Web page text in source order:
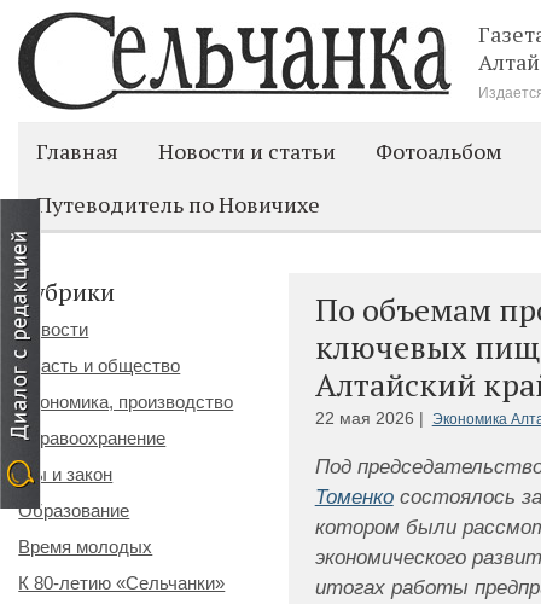
Главная Новости и статьи
Фотоальбом
Путеводитель по Новичихе
По объемам
ключевых
Алтайский
22 мая 2026 | Экономика
Под
Томенкосостоялось
котором были
экономического
итогах работы
Рубрики
Новости
Власть и общество
Экономика, производство
Здравоохранение
Мы и закон
Образование
Время молодых
К 80-летию «Сельчанки»